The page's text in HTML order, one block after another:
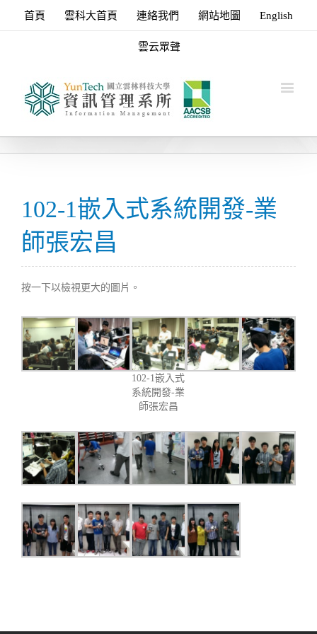
首頁 雲科大首頁 連絡我們 網站地圖 English
雲云眾聲
102-1嵌入式系統開發-業
師張宏昌
按一下以檢視更大的圖片。
102-1嵌入式
系統開發-業
師張宏昌